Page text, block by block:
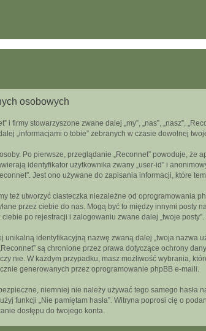
osobowych
i firmy stowarzyszone zwane dalej „my”, „nas”, „nasz”,
„informacjami o tobie” zebranych w czasie dowolnej
Po pierwsze, przeglądanie „Reconnet” powoduje,
identyfikator użytkownika zwany „user-id” i
Jest ono używane do zapisania informacji, które
też utworzyć ciasteczka niezależne od oprogramowania
przez ciebie do nas. Mogą być to między innymi posty
po rejestracji i zalogowaniu zwane dalej „twoje posty”.
identyfikacyjną nazwę zwaną dalej „twoja nazwa
są chronione przez prawa dotyczące ochrony
nie. W każdym przypadku, masz możliwość wybrania,
generowanych przez oprogramowanie phpBB e-maili.
niemniej nie należy używać tego samego
funkcji „Nie pamiętam hasła”. Witryna poprosi cię o
dostępu do twojego konta.